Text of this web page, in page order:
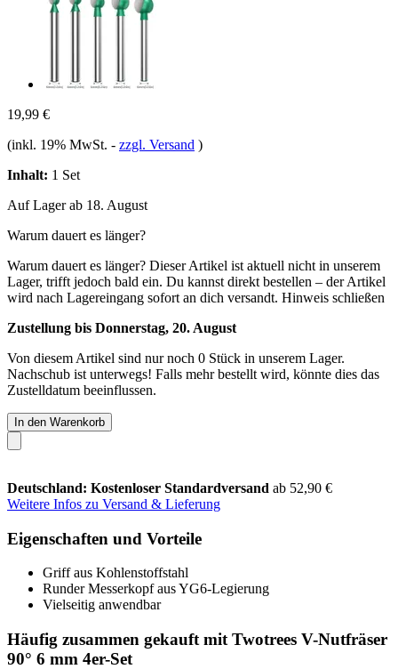
19,99 €
(inkl. 19% MwSt. - zzgl. Versand )
Inhalt: 1 Set
Auf Lager ab 18. August
Warum dauert es länger?
Warum dauert es länger? Dieser Artikel ist aktuell nicht in unserem
Lager, trifft jedoch bald ein. Du kannst direkt bestellen – der Artikel
wird nach Lagereingang sofort an dich versandt. Hinweis schließen
Zustellung bis Donnerstag, 20. August
Von diesem Artikel sind nur noch 0 Stück in unserem Lager.
Nachschub ist unterwegs! Falls mehr bestellt wird, könnte dies das
Zustelldatum beeinflussen.
In den Warenkorb
Deutschland: Kostenloser Standardversand ab 52,90 €
Weitere Infos zu Versand & Lieferung
Eigenschaften und Vorteile
Griff aus Kohlenstoffstahl
Runder Messerkopf aus YG6-Legierung
Vielseitig anwendbar
Häufig zusammen gekauft mit Twotrees V-Nutfräser
90° 6 mm 4er-Set